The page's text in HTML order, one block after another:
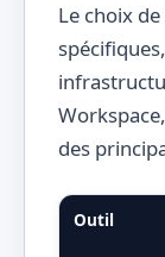
Le choix
des
Outil